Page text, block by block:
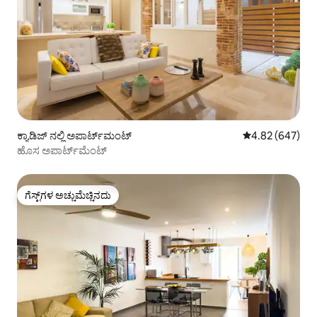
ಕ್ಯಾಡಿಜ್ ನಲ್ಲಿ ಅಪಾರ್ಟ್‌ಮಂಟ್ 5 ರಲ್ಲಿ 4.82
4.82 (647)
ಹೊಸ ಅಪಾರ್ಟ್‌ಮೆಂಟ್
ಗೆಸ್ಟ್‌ಗಳ ಅಚ್ಚುಮೆಚ್ಚಿನದು
ಗೆಸ್ಟ್‌ಗಳ ಅಚ್ಚುಮೆಚ್ಚಿನದು